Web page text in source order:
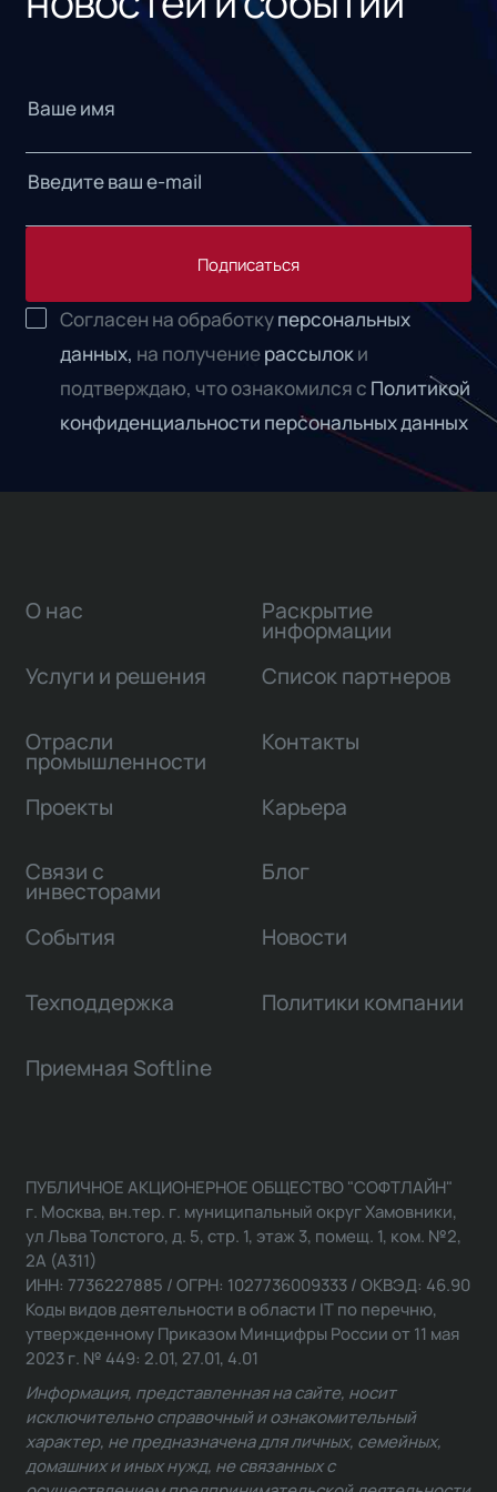
Подписаться
Согласен на обработкуперсональных
данных, на получениерассылоки
подтверждаю, что ознакомился с Политикой
конфиденциальности персональных данных
О нас
Услуги и решения
Отрасли
промышленности
Проекты
Связи с
инвесторами
Раскрытие
информации
Список партнеров
Контакты
Карьера
Блог
События Новости
Техподдержка Политики компании
Приемная Softline
ПУБЛИЧНОЕ АКЦИОНЕРНОЕ ОБЩЕСТВО "СОФТЛАЙН"
г. Москва, вн.тер. г. муниципальный округ Хамовники,
ул Льва Толстого, д. 5, стр. 1, этаж 3, помещ. 1, ком. №2,
2А (А311)
ИНН: 7736227885 / ОГРН: 1027736009333 / ОКВЭД: 46.90
Коды видов деятельности в области IT по перечню,
утвержденному Приказом Минцифры России от 11 мая
2023 г. № 449: 2.01, 27.01, 4.01
Информация, представленная на сайте, носит
исключительно справочный и ознакомительный
характер, не предназначена для личных, семейных,
домашних и иных нужд, не связанных с